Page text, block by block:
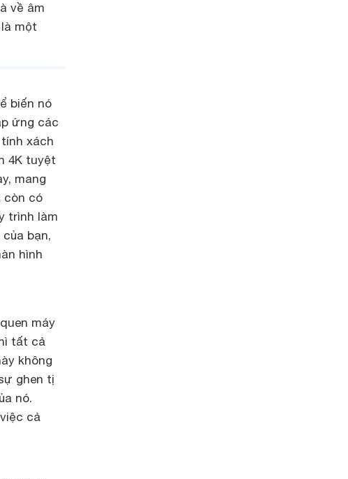
về âm
một
biến nó
ứng các
xách
4K tuyệt
mang
còn có
trình làm
bạn,
hình
máy
tất cả
không
ghen tị
nó.
cả